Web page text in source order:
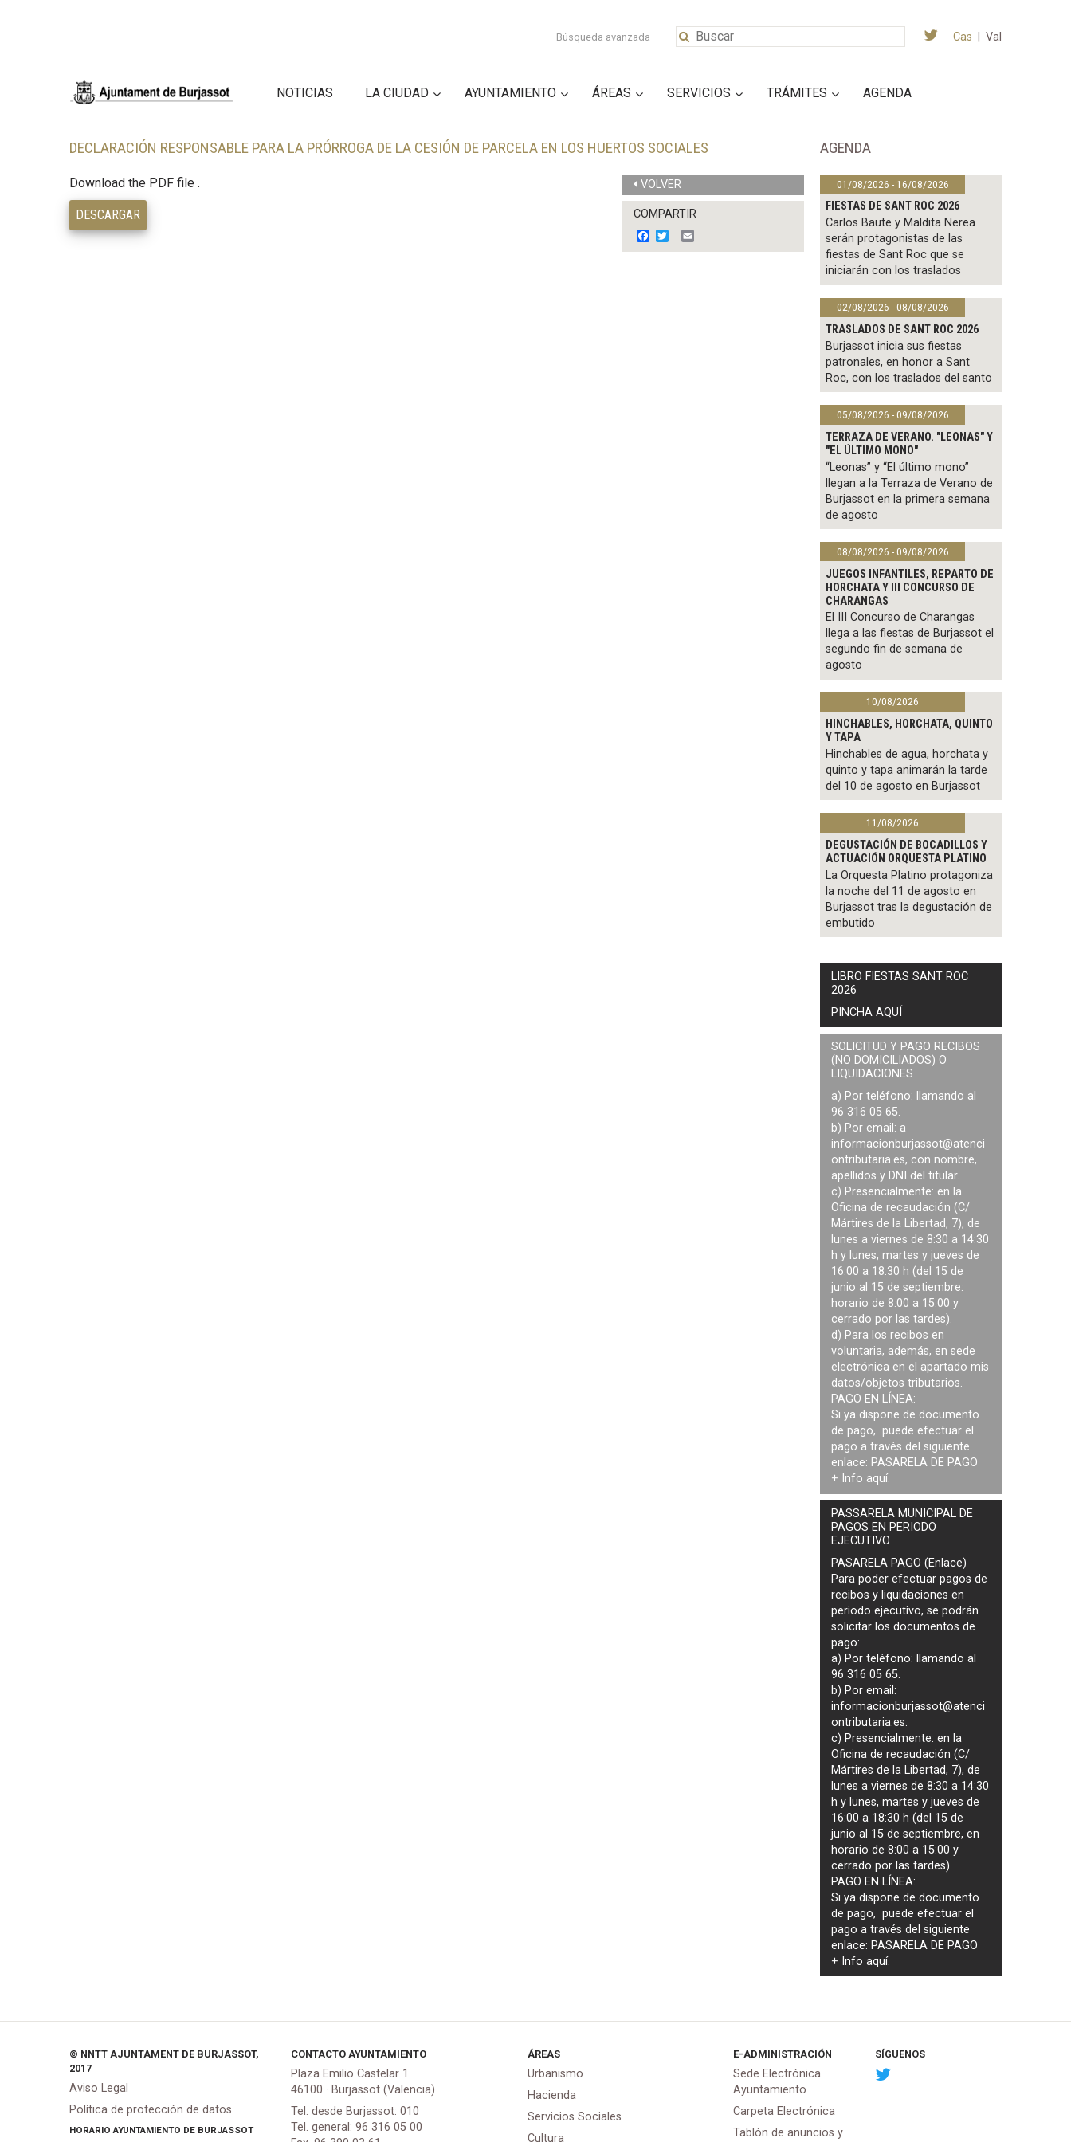
Búsqueda avanzada Cas Val
NOTICIAS LA CIUDAD AYUNTAMIENTO ÁREAS SERVICIOS TRÁMITES AGENDA
DECLARACIÓN RESPONSABLE PARA LA PRÓRROGA DE LA CESIÓN DE PARCELA EN LOS HUERTOS SOCIALES
Download the PDF file .
DESCARGAR
VOLVER
COMPARTIR
F
a
w
m
AGENDA
01/08/2026 - 16/08/2026
FIESTAS DE SANT ROC 2026
Carlos Baute y Maldita Nerea
serán protagonistas de las
fiestas de Sant Roc que se
iniciarán con los traslados
02/08/2026 - 08/08/2026
TRASLADOS DE SANT ROC 2026
Burjassot inicia sus fiestas
patronales, en honor a Sant
Roc, con los traslados del santo
05/08/2026 - 09/08/2026
TERRAZA DE VERANO. "LEONAS" Y
"EL ÚLTIMO MONO"
“Leonas” y “El último mono”
llegan a la Terraza de Verano de
Burjassot en la primera semana
de agosto
08/08/2026 - 09/08/2026
JUEGOS INFANTILES, REPARTO DE
HORCHATA Y III CONCURSO DE
CHARANGAS
El III Concurso de Charangas
llega a las fiestas de Burjassot el
segundo fin de semana de
agosto
10/08/2026
HINCHABLES, HORCHATA, QUINTO
Y TAPA
Hinchables de agua, horchata y
quinto y tapa animarán la tarde
del 10 de agosto en Burjassot
11/08/2026
DEGUSTACIÓN DE BOCADILLOS Y
ACTUACIÓN ORQUESTA PLATINO
La Orquesta Platino protagoniza
la noche del 11 de agosto en
Burjassot tras la degustación de
embutido
LIBRO FIESTAS SANT ROC
2026
PINCHA AQUÍ
SOLICITUD Y PAGO RECIBOS
(NO DOMICILIADOS) O
LIQUIDACIONES
a) Por teléfono: llamando al
96 316 05 65.
b) Por email: a
informacionburjassot@atenci
ontributaria.es, con nombre,
apellidos y DNI del titular.
c) Presencialmente: en la
Oficina de recaudación (C/
Mártires de la Libertad, 7), de
lunes a viernes de 8:30 a 14:30
h y lunes, martes y jueves de
16:00 a 18:30 h (del 15 de
junio al 15 de septiembre:
horario de 8:00 a 15:00 y
cerrado por las tardes).
d) Para los recibos en
voluntaria, además, en sede
electrónica en el apartado mis
datos/objetos tributarios.
PAGO EN LÍNEA:
Si ya dispone de documento
de pago, puede efectuar el
pago a través del siguiente
enlace: PASARELA DE PAGO
+ Info aquí.
PASSARELA MUNICIPAL DE
PAGOS EN PERIODO
EJECUTIVO
PASARELA PAGO (Enlace)
Para poder efectuar pagos de
recibos y liquidaciones en
periodo ejecutivo, se podrán
solicitar los documentos de
pago:
a) Por teléfono: llamando al
96 316 05 65.
b) Por email:
informacionburjassot@atenci
ontributaria.es.
c) Presencialmente: en la
Oficina de recaudación (C/
Mártires de la Libertad, 7), de
lunes a viernes de 8:30 a 14:30
h y lunes, martes y jueves de
16:00 a 18:30 h (del 15 de
junio al 15 de septiembre, en
horario de 8:00 a 15:00 y
cerrado por las tardes).
PAGO EN LÍNEA:
Si ya dispone de documento
de pago, puede efectuar el
pago a través del siguiente
enlace: PASARELA DE PAGO
+ Infoaquí.
© NNTT AJUNTAMENT DE BURJASSOT,
2017
Aviso Legal
Política de protección de datos
HORARIO AYUNTAMIENTO DE BURJASSOT
CONTACTO AYUNTAMIENTO
Plaza Emilio Castelar 1
46100 · Burjassot (Valencia)
Tel. desde Burjassot: 010
Tel. general: 96 316 05 00
ÁREAS
Urbanismo
Hacienda
Servicios Sociales
Cultura
E-ADMINISTRACIÓN
Sede Electrónica
Ayuntamiento
Carpeta Electrónica
Tablón de anuncios y
SÍGUENOS